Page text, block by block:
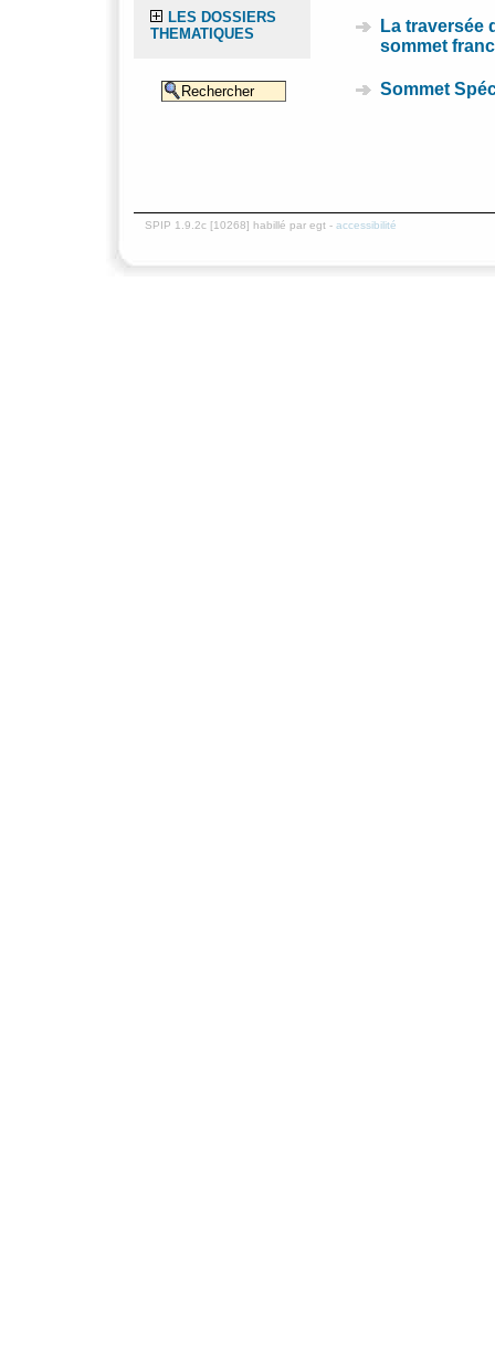
LES DOSSIERS
THEMATIQUES
La traversée
sommet
Sommet
SPIP 1.9.2c [10268] habillé par egt - accessibilité